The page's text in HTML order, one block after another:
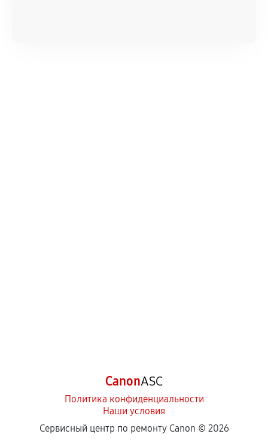
CanonASC
Политика конфиденциальности
Наши условия
Сервисный центр по ремонту Canon © 2026